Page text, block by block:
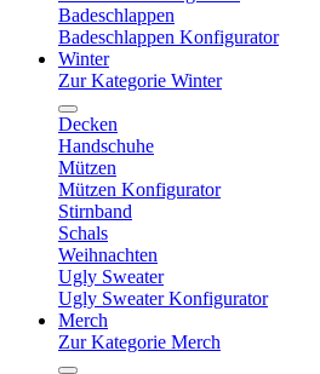
Badeschlappen
Badeschlappen Konfigurator
Winter
Zur Kategorie Winter
Decken
Handschuhe
Mützen
Mützen Konfigurator
Stirnband
Schals
Weihnachten
Ugly Sweater
Ugly Sweater Konfigurator
Merch
Zur Kategorie Merch